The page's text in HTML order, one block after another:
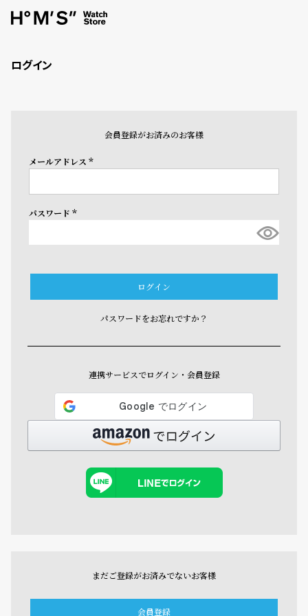
ログイン
会員登録がお済みのお客様
メールアドレス
(必
パスワード
(必
ログイン
パスワードをお忘れですか？
連携サービスでログイン・会員登録
まだご登録がお済みでないお客様
会員登録